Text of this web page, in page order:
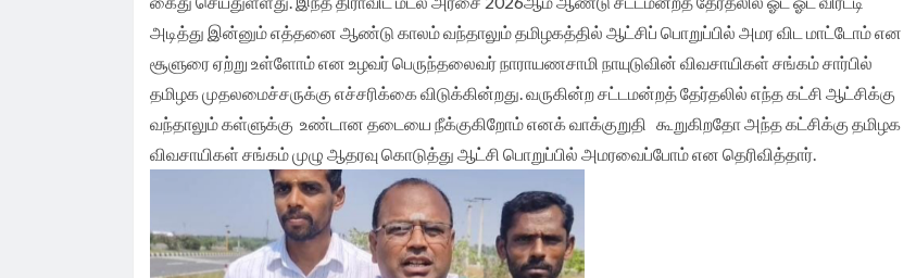
அடித்து இன்னும் எத்தனை ஆண்டு காலம் வந்தாலும் தமிழகத்தில் ஆட்சிப் பொறுப்பில் அமர விட மாட்டோம் என
சூளுரை ஏற்று உள்ளோம் என உழவர் பெருந்தலைவர் நாராயணசாமி நாயுடுவின் விவசாயிகள் சங்கம் சார்பில்
தமிழக முதலமைச்சருக்கு எச்சரிக்கை விடுக்கின்றது. வருகின்ற சட்டமன்றத் தேர்தலில் எந்த கட்சி ஆட்சிக்கு
வந்தாலும் கள்ளுக்கு உண்டான தடையை நீக்குகிறோம் எனக் வாக்குறுதி கூறுகிறதோ அந்த கட்சிக்கு தமிழக
விவசாயிகள் சங்கம் முழு ஆதரவு கொடுத்து ஆட்சி பொறுப்பில் அமரவைப்போம் என தெரிவித்தார்.